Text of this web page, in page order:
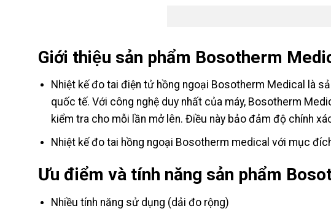
Giới thiệu sản phẩm Bosotherm
Nhiệt kế đo tai điện tử hồng ngoại Bosotherm Medical là
quốc tế. Với công nghệ duy nhất của máy, Bosotherm
kiểm tra cho mỗi lần mở lên. Điều này bảo đảm độ chính
Nhiệt kế đo tai hồng ngoại Bosotherm medical với mục
Ưu điểm và tính năng sản phẩm
Nhiều tính năng sử dụng (dải đo rộng)